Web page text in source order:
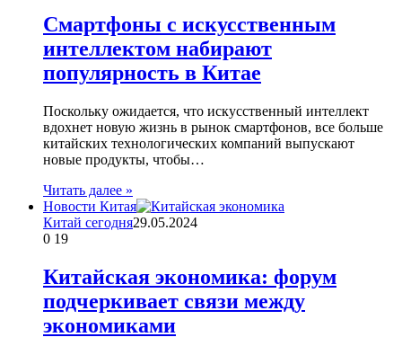
Смартфоны с искусственным
интеллектом набирают
популярность в Китае
Поскольку ожидается, что искусственный интеллект
вдохнет новую жизнь в рынок смартфонов, все больше
китайских технологических компаний выпускают
новые продукты, чтобы…
Читать далее »
Новости Китая
Китай сегодня29.05.2024
0 19
Китайская экономика: форум
подчеркивает связи между
экономиками